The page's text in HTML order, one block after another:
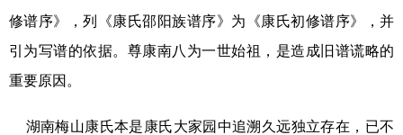
修谱序》，列《康氏邵阳族谱序》为《康氏初修谱序》，并
引为写谱的依据。尊康南八为一世始祖，是造成旧谱谎略的
重要原因。
湖南梅山康氏本是康氏大家园中追溯久远独立存在，已不